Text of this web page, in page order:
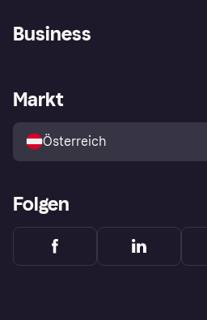
Shops entdecken
Business
Händlerportal
Markt
Österreich
Folgen